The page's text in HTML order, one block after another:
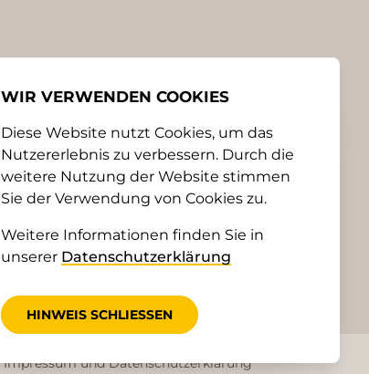
Impressum und Datenschutzerklärung
WIR VERWENDEN COOKIES
Diese Website nutzt Cookies, um das
Nutzererlebnis zu verbessern. Durch die
weitere Nutzung der Website stimmen
Sie der Verwendung von Cookies zu.
Weitere Informationen finden Sie in
unserer Datenschutzerklärung
HINWEIS SCHLIESSEN